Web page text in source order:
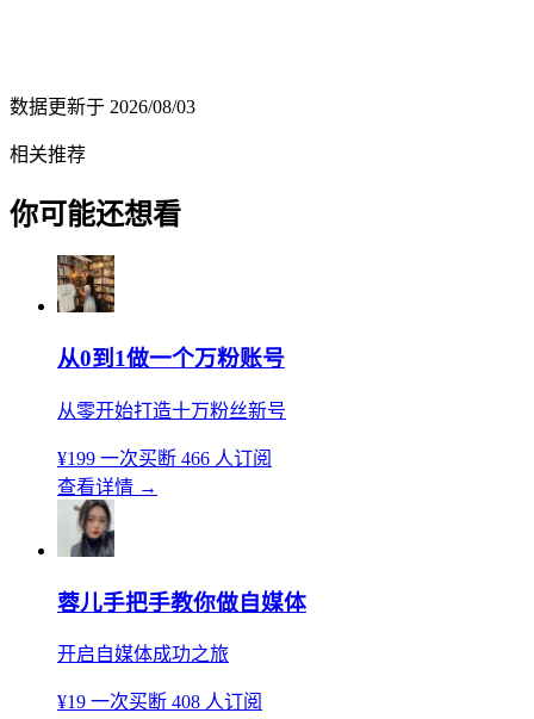
数据更新于 2026/08/03
相关推荐
你可能还想看
从0到1做一个万粉账号
从零开始打造十万粉丝新号
¥199 一次买断 466 人订阅
查看详情 →
蓉儿手把手教你做自媒体
开启自媒体成功之旅
¥19 一次买断 408 人订阅